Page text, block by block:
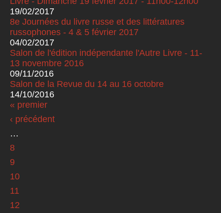
19/02/2017
8e Journées du livre russe et des littératures
russophones - 4 & 5 février 2017
04/02/2017
Salon de l'édition indépendante l'Autre Livre - 11-
13 novembre 2016
09/11/2016
Salon de la Revue du 14 au 16 octobre
14/10/2016
Pages
« premier
‹ précédent
…
8
9
10
11
12